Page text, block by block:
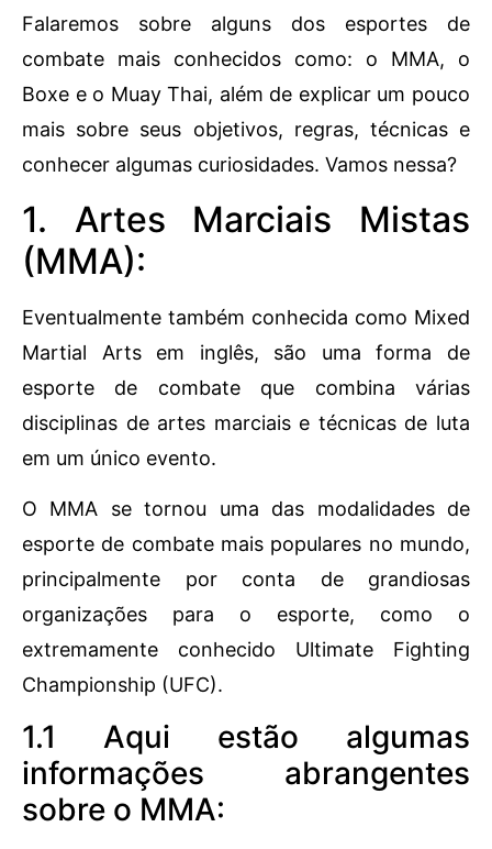
Falaremos sobre alguns dos esportes de
combate mais conhecidos como: o MMA, o
Boxe e o Muay Thai, além de explicar um pouco
mais sobre seus objetivos, regras, técnicas e
conhecer algumas curiosidades. Vamos nessa?
1. Artes Marciais Mistas
(MMA):
Eventualmente também conhecida como Mixed
Martial Arts em inglês, são uma forma de
esporte de combate que combina várias
disciplinas de artes marciais e técnicas de luta
em um único evento.
O MMA se tornou uma das modalidades de
esporte de combate mais populares no mundo,
principalmente por conta de grandiosas
organizações para o esporte, como o
extremamente conhecido Ultimate Fighting
Championship (UFC).
1.1 Aqui estão algumas
informações abrangentes
sobre o MMA: